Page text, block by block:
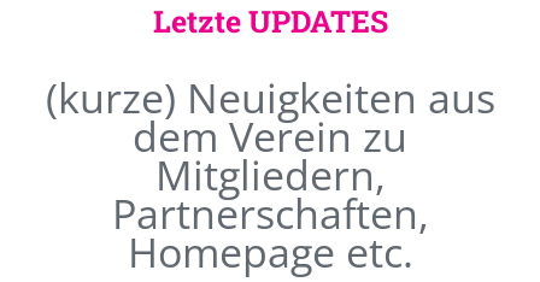
Letzte UPDATES
(kurze) Neuigkeiten aus
dem Verein zu
Mitgliedern,
Partnerschaften,
Homepage etc.